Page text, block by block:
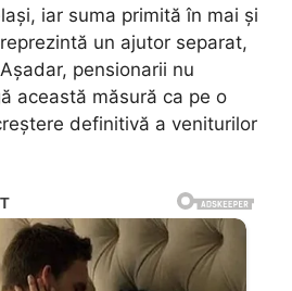
iar suma primită în mai și
un ajutor separat,
pensionarii nu
această măsură ca pe o
definitivă a veniturilor